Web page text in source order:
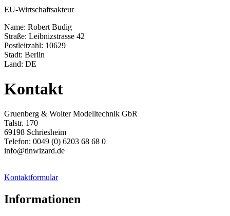
EU-Wirtschaftsakteur
Name: Robert Budig
Straße: Leibnizstrasse 42
Postleitzahl: 10629
Stadt: Berlin
Land: DE
Kontakt
Gruenberg & Wolter Modelltechnik GbR
Talstr. 170
69198 Schriesheim
Telefon: 0049 (0) 6203 68 68 0
info@tinwizard.de
Kontaktformular
Informationen